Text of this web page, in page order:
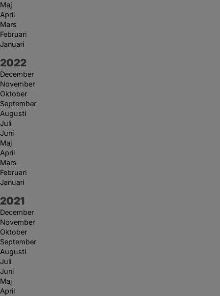
Maj
April
Mars
Februari
Januari
År:
2022
December
November
Oktober
September
Augusti
Juli
Juni
Maj
April
Mars
Februari
Januari
År:
2021
December
November
Oktober
September
Augusti
Juli
Juni
Maj
April